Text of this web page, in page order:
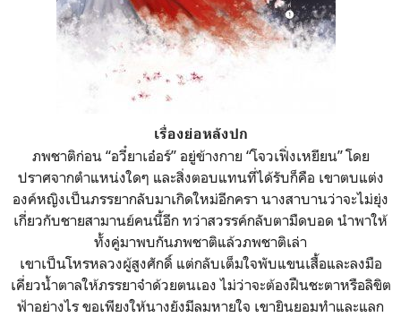
เรื่องย่อหลังปก
ภพชาติก่อน “อวี๋ยาเอ๋อร์” อยู่ข้างกาย “โจวเฟิ่งเหยียน” โดย
ปราศจากตำแหน่งใดๆ และสิ่งตอบแทนที่ได้รับก็คือ เขาตบแต่ง
องค์หญิงเป็นภรรยากลับมาเกิดใหม่อีกครา นางสาบานว่าจะไม่ยุ่ง
เกี่ยวกับชายสามานย์คนนี้อีก ทว่าสวรรค์กลับตามืดบอด นำพาให้
ทั้งคู่มาพบกันภพชาติแล้วภพชาติเล่า
เขาเป็นโหรหลวงผู้สูงศักดิ์ แต่กลับเต็มใจพับแขนเสื้อและลงมือ
เคี่ยวน้ำตาลให้ภรรยาจ๋าด้วยตนเอง ไม่ว่าจะต้องฝืนชะตาหรือลิขิต
ฟ้าอย่างไร ขอเพียงให้นางยังมีลมหายใจ เขายินยอมทำและแลก